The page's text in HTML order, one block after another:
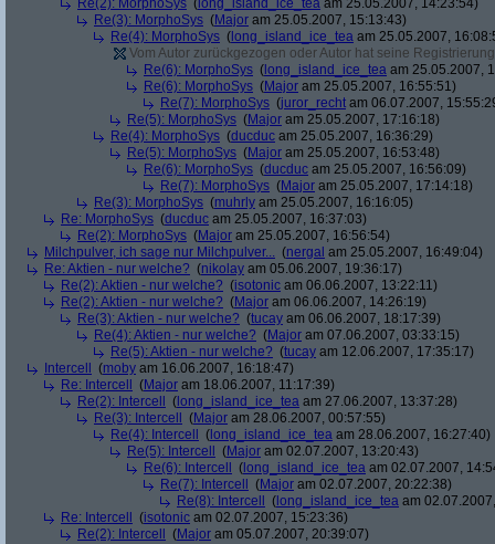
Re(2): MorphoSys ( long_island_ice_tea am 25.05.2007, 14:23:54)
Re(3): MorphoSys (Major am 25.05.2007, 15:13:43)
Re(4): MorphoSys ( long_island_ice_tea am 25.05.2007,
Vom Autor zurückgezogen oder Autor hat seine
Re(6): MorphoSys ( long_island_ice_tea am 25.05.2007,
Re(6): MorphoSys (Major am 25.05.2007, 16:55:51)
Re(7): MorphoSys (juror_recht am 06.07.2007,
Re(5): MorphoSys (Major am 25.05.2007, 17:16:18)
Re(4): MorphoSys (ducduc am 25.05.2007, 16:36:29)
Re(5): MorphoSys (Major am 25.05.2007, 16:53:48)
Re(6): MorphoSys (ducduc am 25.05.2007, 16:56:09)
Re(7): MorphoSys (Major am 25.05.2007, 17:14:18)
Re(3): MorphoSys (muhrly am 25.05.2007, 16:16:05)
Re: MorphoSys (ducduc am 25.05.2007, 16:37:03)
Re(2): MorphoSys (Major am 25.05.2007, 16:56:54)
Milchpulver, ich sage nur Milchpulver... (nergal am 25.05.2007, 16:49:04)
Re: Aktien - nur welche? (nikolay am 05.06.2007, 19:36:17)
Re(2): Aktien - nur welche? (isotonic am 06.06.2007, 13:22:11)
Re(2): Aktien - nur welche? (Major am 06.06.2007, 14:26:19)
Re(3): Aktien - nur welche? (tucay am 06.06.2007, 18:17:39)
Re(4): Aktien - nur welche? (Major am 07.06.2007, 03:33:15)
Re(5): Aktien - nur welche? (tucay am 12.06.2007, 17:35:17)
Intercell
(moby am 16.06.2007, 16:18:47)
Re: Intercell
(Major am 18.06.2007, 11:17:39)
Re(2): Intercell
( long_island_ice_tea am 27.06.2007, 13:37:28)
Re(3): Intercell
(Major am 28.06.2007, 00:57:55)
Re(4): Intercell
( long_island_ice_tea am 28.06.2007, 16:27:40)
Re(5): Intercell
(Major am 02.07.2007, 13:20:43)
Re(6): Intercell
( long_island_ice_tea am 02.07.2007,
Re(7): Intercell
(Major am 02.07.2007, 20:22:38)
Re(8): Intercell
( long_island_ice_tea am
Re: Intercell
(isotonic am 02.07.2007, 15:23:36)
Re(2): Intercell
(Major am 05.07.2007, 20:39:07)